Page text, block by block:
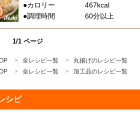
●カロリー
467kcal
●調理時間
60分以上
1/1 ページ
全レシピ一覧
丸揚げのレシピ一覧
全レシピ一覧 加工品のレシピ一覧
シピ